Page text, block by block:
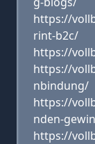
https://
rint-b2c/
https://
https://
nbindung/
https://
nden-
https://